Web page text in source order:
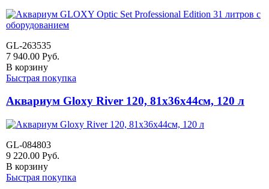
GL-263535
7 940.00 Руб.
В корзину
Быстрая покупка
Аквариум Gloxy River 120, 81х36х44см, 120 л
GL-084803
9 220.00 Руб.
В корзину
Быстрая покупка